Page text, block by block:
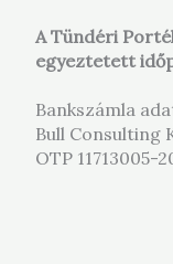
A Tündéri
egyeztetett
Bankszámla
Bull Consulting
OTP 11713005-